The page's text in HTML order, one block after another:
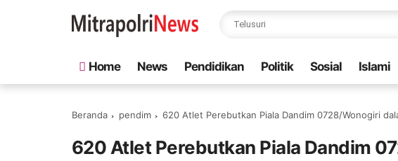
Home News Pendidikan Politik Sosial Islami
Beranda pendim 620 Atlet Perebutkan Piala Dandim 0728/Wonogiri
620 Atlet Perebutkan Piala Dandim